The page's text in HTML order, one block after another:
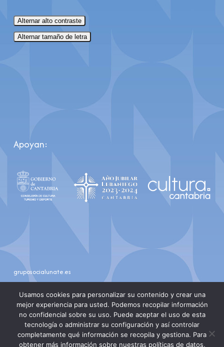
Alternar alto contraste
Alternar tamaño de letra
Apoyan:
gruposocialunate.es
youtubeinstagram
Usamos cookies para personalizar su contenido y crear una
mejor experiencia para usted. Podemos recopilar información
no confidencial sobre su uso. Puede aceptar el uso de esta
tecnología o administrar su configuración y así controlar
completamente qué información se recopila y gestiona. Para
obtener más información sobre nuestras políticas de datos,